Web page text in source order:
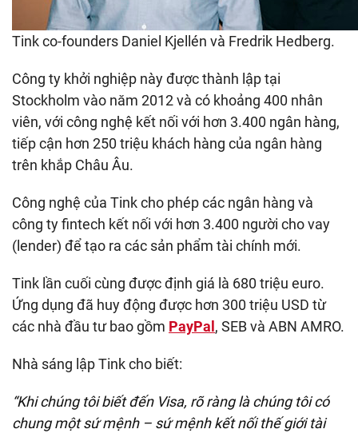
Tink co-founders Daniel Kjellén và Fredrik Hedberg.
Công ty khởi nghiệp này được thành lập tại
Stockholm vào năm 2012 và có khoảng 400 nhân
viên, với công nghệ kết nối với hơn 3.400 ngân hàng,
tiếp cận hơn 250 triệu khách hàng của ngân hàng
trên khắp Châu Âu.
Công nghệ của Tink cho phép các ngân hàng và
công ty fintech kết nối với hơn 3.400 người cho vay
(lender) để tạo ra các sản phẩm tài chính mới.
Tink lần cuối cùng được định giá là 680 triệu euro.
Ứng dụng đã huy động được hơn 300 triệu USD từ
các nhà đầu tư bao gồm PayPal , SEB và ABN AMRO.
Nhà sáng lập Tink cho biết:
“Khi chúng tôi biết đến Visa, rõ ràng là chúng tôi có
chung một sứ mệnh – sứ mệnh kết nối thế giới tài